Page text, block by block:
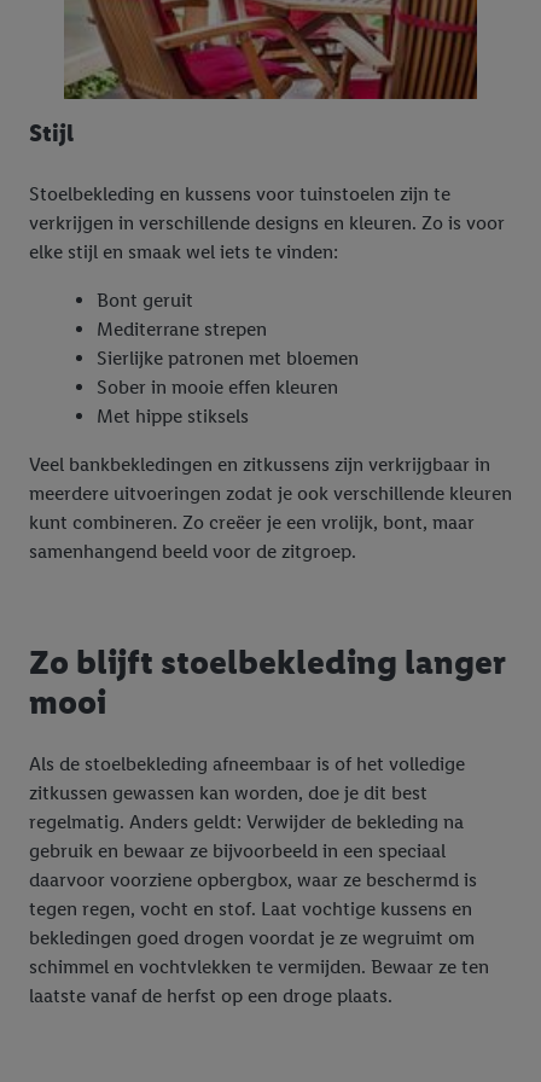
Stijl
Stoelbekleding en kussens voor tuinstoelen zijn te
verkrijgen in verschillende designs en kleuren. Zo is voor
elke stijl en smaak wel iets te vinden:
Bont geruit
Mediterrane strepen
Sierlijke patronen met bloemen
Sober in mooie effen kleuren
Met hippe stiksels
Veel bankbekledingen en zitkussens zijn verkrijgbaar in
meerdere uitvoeringen zodat je ook verschillende kleuren
kunt combineren. Zo creëer je een vrolijk, bont, maar
samenhangend beeld voor de zitgroep.
Zo blijft stoelbekleding langer
mooi
Als de stoelbekleding afneembaar is of het volledige
zitkussen gewassen kan worden, doe je dit best
regelmatig. Anders geldt: Verwijder de bekleding na
gebruik en bewaar ze bijvoorbeeld in een speciaal
daarvoor voorziene opbergbox, waar ze beschermd is
tegen regen, vocht en stof. Laat vochtige kussens en
bekledingen goed drogen voordat je ze wegruimt om
schimmel en vochtvlekken te vermijden. Bewaar ze ten
laatste vanaf de herfst op een droge plaats.